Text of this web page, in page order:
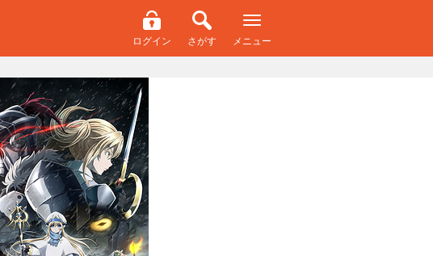
ログイン さがす メニュー